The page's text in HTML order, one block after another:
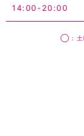
14:00-20:00
◯：土